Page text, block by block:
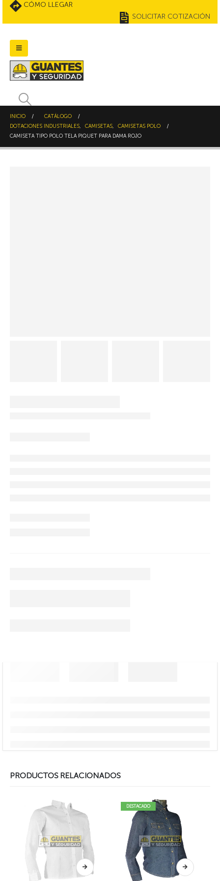
CÓMO LLEGAR
SOLICITAR COTIZACIÓN
INICIO
CATÁLOGO
DOTACIONES INDUSTRIALES, CAMISETAS,
CAMISETAS POLO
CAMISETA TIPO POLO TELA PIQUET PARA DAMA ROJO
PRODUCTOS RELACIONADOS
Este producto tiene múltiples variantes. Las opciones se pueden elegir en la página de producto
DESTACADO
Este producto tiene múltiples variantes. Las opciones se pueden elegir en la página de producto